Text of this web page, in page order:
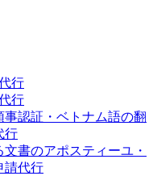
行
行
認証・ベトナム語の翻
行
書のアポスティーユ・
請代行